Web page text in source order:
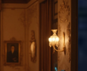
Здесь собраны
кто ищет